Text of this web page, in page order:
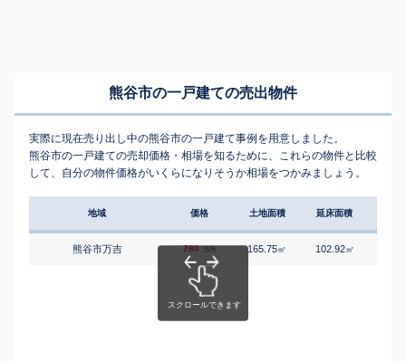
熊谷市の一戸建ての売出物件
実際に現在売り出し中の熊谷市の一戸建て事例を用意しました。
熊谷市の一戸建ての売却価格・相場を知るために、これらの物件と比較
して、自分の物件価格がいくらになりそうか相場をつかみましょう。
地域 価格 土地面積 延床面積
熊谷市万吉 780 万円 165.75㎡ 102.92㎡